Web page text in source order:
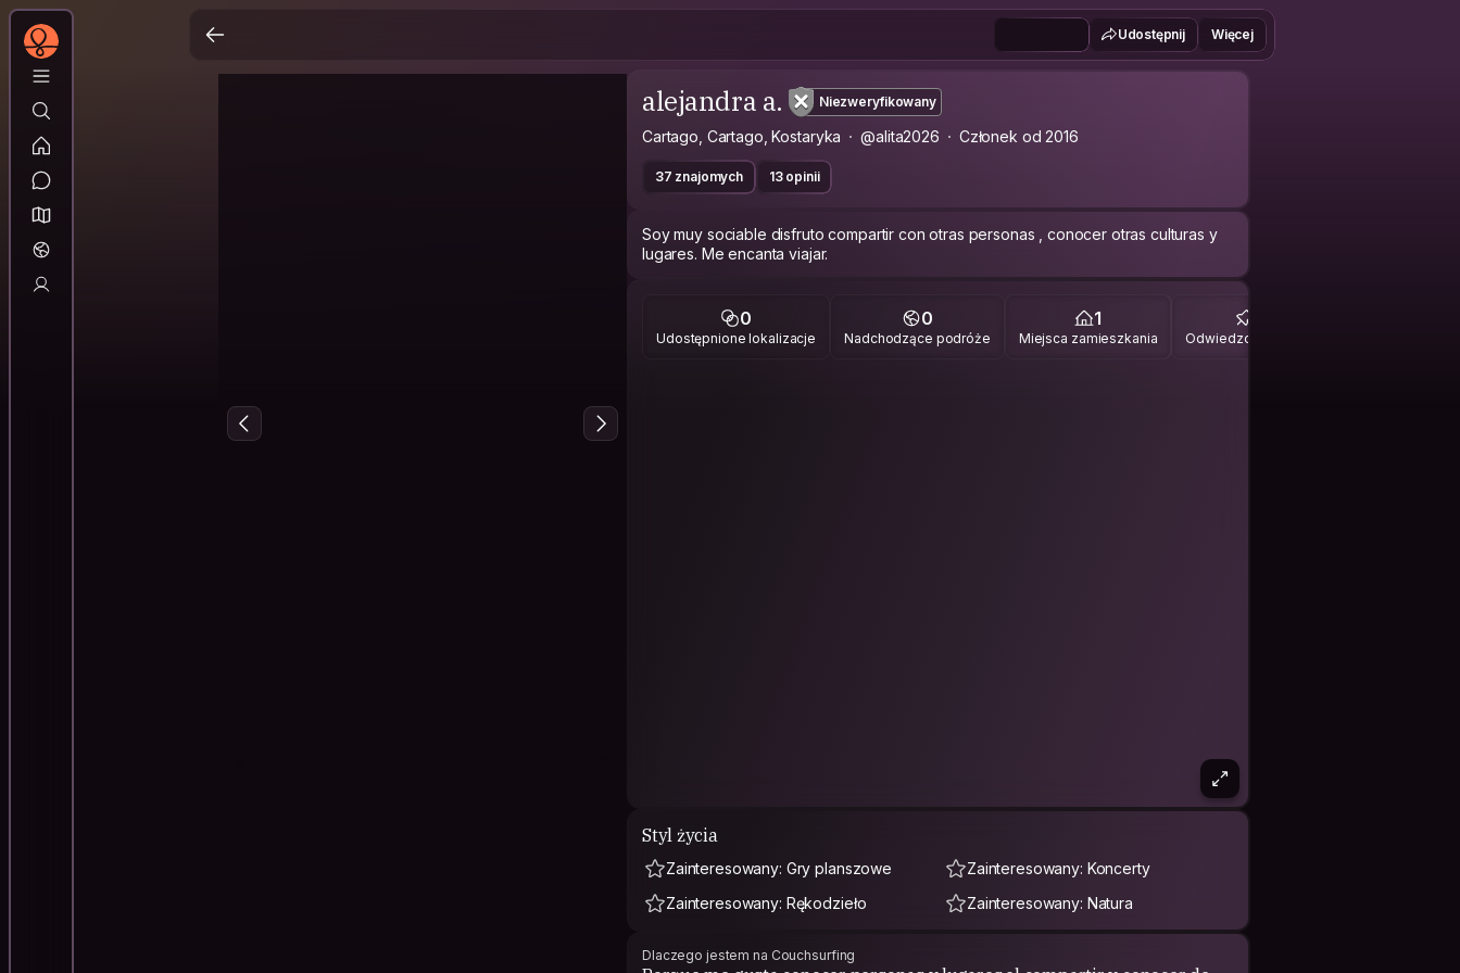
Udostępnij Więcej
alejandra a. Niezweryfikowany
Cartago, Cartago, Kostaryka @alita2026 Członek od 2016
37 znajomych 13 opinii
Soy muy sociable disfruto compartir con otras personas , conocer otras culturas y
lugares. Me encanta viajar.
0
Udostępnione lokalizacje
0
Nadchodzące podróże
1
Miejsca zamieszkania Odwiedzone miejsca
Styl życia
Zainteresowany: Gry planszowe
Zainteresowany: Koncerty
Zainteresowany: Rękodzieło
Zainteresowany: Natura
Dlaczego jestem na Couchsurfing